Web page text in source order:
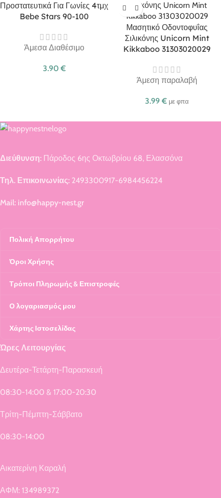
Προστατευτικά Για Γωνίες 4τμχ
Bebe Stars 90-100
Άμεσα Διαθέσιμο
3.90 €
Μασητικό Οδοντοφυΐας
Σιλικόνης Unicorn Mint
Kikkaboo 31303020029
Άμεση παραλαβή
3.99 € με φπα
Διεύθυνση: Πάροδος 6ης Οκτωβρίου 68, Ελασσόνα
Τηλ. Επικοινωνίας: 2493300917-6984456224
Mail: info@happy-nest.gr
Πολική Απορρήτου
Όροι Χρήσης
Τρόποι Πληρωμής & Επιστροφές
Ο λογαριασμός μου
Χάρτης Ιστοσελίδας
Ώρες Λειτουργίας
Δευτέρα-Τετάρτη-Παρασκευή
08:30-14:00 & 17:00-20:30
Τρίτη-Πέμπτη-Σάββατο
08:30-14:00
Αικατερίνη Καραλή
ΑΦΜ: 134989372